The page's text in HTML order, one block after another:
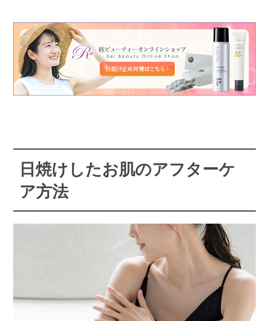
日焼けしたお肌のアフターケ
ア方法